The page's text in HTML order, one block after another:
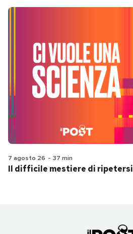
7 agosto 26 - 37 min
Il difficile mestiere di ripetersi